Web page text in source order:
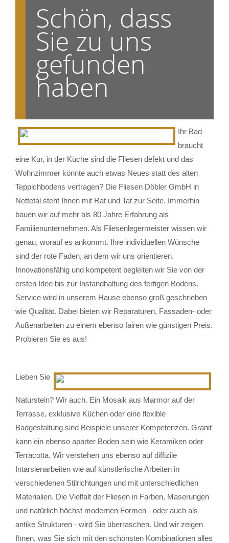
Schön, dass
Sie zu uns
gefunden
haben
Ihr Bad
braucht
eine Kur, in der Küche sind die Fliesen defekt und das
Wohnzimmer könnte auch etwas Neues statt des alten
Teppichbodens vertragen? Die Fliesen Döbler GmbH in
Nettetal steht Ihnen mit Rat und Tat zur Seite. Immerhin
bauen wir auf mehr als 80 Jahre Erfahrung als
Familienunternehmen. Als Fliesenlegermeister wissen wir
genau, worauf es ankommt. Ihre individuellen Wünsche
sind der rote Faden, an dem wir uns orientieren.
Innovationsfähig und kompetent begleiten wir Sie von der
ersten Idee bis zur Instandhaltung des fertigen Bodens.
Service wird in unserem Hause ebenso groß geschrieben
wie Qualität. Dabei bieten wir Reparaturen, Fassaden- oder
Außenarbeiten zu einem ebenso fairen wie günstigen Preis.
Probieren Sie es aus!
Lieben Sie
Naturstein? Wir auch. Ein Mosaik aus Marmor auf der
Terrasse, exklusive Küchen oder eine flexible
Badgestaltung sind Beispiele unserer Kompetenzen. Granit
kann ein ebenso aparter Boden sein wie Keramiken oder
Terracotta. Wir verstehen uns ebenso auf diffizile
Intarsienarbeiten wie auf künstlerische Arbeiten in
verschiedenen Stilrichtungen und mit unterschiedlichen
Materialien. Die Vielfalt der Fliesen in Farben, Maserungen
und natürlich höchst modernen Formen - oder auch als
antike Strukturen - wird Sie überraschen. Und wir zeigen
Ihnen, was Sie sich mit den schönsten Kombinationen alles